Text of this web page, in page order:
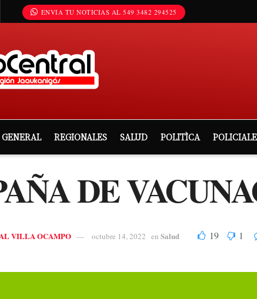
ENVIA TU NOTICIAS AL 549 3482 294525
GENERAL REGIONALES SALUD POLITÌCA
DE
VILLA OCAMPO octubre 14, 2022 en Salud 19 1